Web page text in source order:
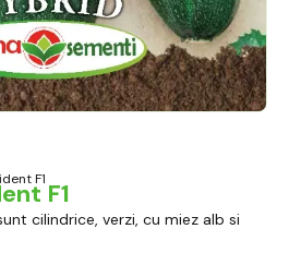
F1F1
cilindrice, verzi, cu miez alb si